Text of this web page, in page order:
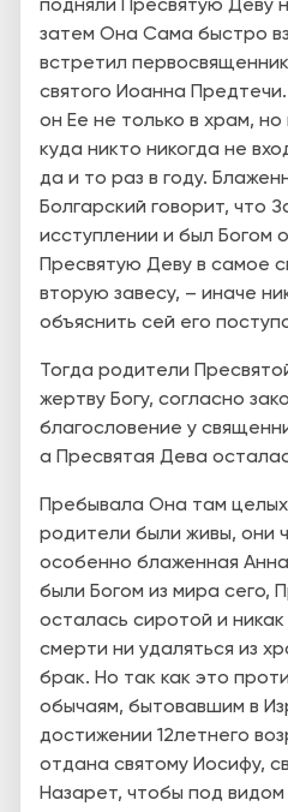
подняли Пресвятую Деву
затем Она Сама быстро
встретил
святого Иоанна Предтечи.
он Ее не только в храм,
куда никто никогда не
да и то раз в году.
Болгарский говорит, что
исступлении и был Богом
Пресвятую Деву в самое
вторую завесу, – иначе
объяснить сей его
Тогда родители
жертву Богу, согласно
благословение у
а Пресвятая Дева
Пребывала Она там целых
родители были живы, они
особенно блаженная
были Богом из мира сего,
осталась сиротой и
смерти ни удаляться из
брак. Но так как это
обычаям, бытовавшим в
достижении 12­летнего
отдана святому Иосифу,
Назарет, чтобы под